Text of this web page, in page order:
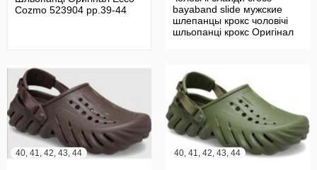
Cozmo 523904 рр.39-44
bayaband slide мужские
шлепанцы крокс чоловічі
шльопанці крокс Оригінал
40, 41, 42, 43, 44 40, 41, 42, 43, 44